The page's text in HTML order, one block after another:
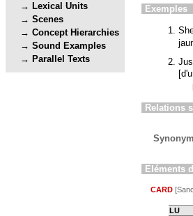
Lexical Units
Scenes
Concept Hierarchies
Sound Examples
Parallel Texts
Exemples
[
Relations
Eléments
CARD
LU